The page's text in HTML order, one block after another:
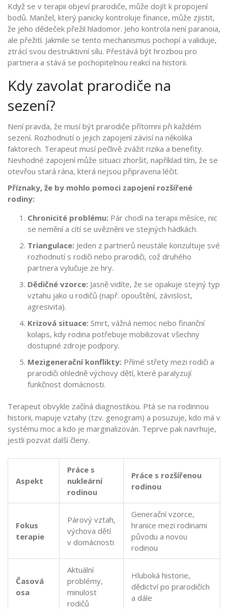
Když se v terapii objeví prarodiče, může dojít k propojení
bodů. Manžel, který panicky kontroluje finance, může zjistit,
že jeho dědeček přežil hladomor. Jeho kontrola není paranoia,
ale přežití. Jakmile se tento mechanismus pochopí a validuje,
ztrácí svou destruktivní sílu. Přestává být hrozbou pro
partnera a stává se pochopitelnou reakcí na historii.
Kdy zavolat prarodiče na
sezení?
Není pravda, že musí být prarodiče přítomni při každém
sezení. Rozhodnutí o jejich zapojení závisí na několika
faktorech. Terapeut musí pečlivě zvážit rizika a benefity.
Nevhodné zapojení může situaci zhoršit, například tím, že se
otevřou stará rána, která nejsou připravena léčit.
Příznaky, že by mohlo pomoci zapojení rozšířené
rodiny:
Chronicité problému: Pár chodí na terapii měsíce, nic
se nemění a cítí se uvězněni ve stejných hádkách.
Triangulace: Jeden z partnerů neustále konzultuje své
rozhodnutí s rodiči nebo prarodiči, což druhého
partnera vylučuje ze hry.
Dědičné vzorce: Jasně vidíte, že se opakuje stejný typ
vztahu jako u rodičů (např. opouštění, závislost,
agresivita).
Krizová situace: Smrt, vážná nemoc nebo finanční
kolaps, kdy rodina potřebuje mobilizovat všechny
dostupné zdroje podpory.
Mezigenerační konflikty: Přímé střety mezi rodiči a
prarodiči ohledně výchovy dětí, které paralyzují
funkčnost domácnosti.
Terapeut obvykle začíná diagnostikou. Ptá se na rodinnou
historii, mapuje vztahy (tzv. genogram) a posuzuje, kdo má v
systému moc a kdo je marginalizován. Teprve pak navrhuje,
jestli pozvat další členy.
Aspekt
Práce s
nukleární
rodinou
Práce s rozšířenou
rodinou
Fokus
terapie
Párový vztah,
výchova dětí
v domácnosti
Generační vzorce,
hranice mezi rodinami
původu a novou
rodinou
Časová
osa
Aktuální
problémy,
minulost
rodičů
Hluboká historie,
dědictví po prarodičích
a dále